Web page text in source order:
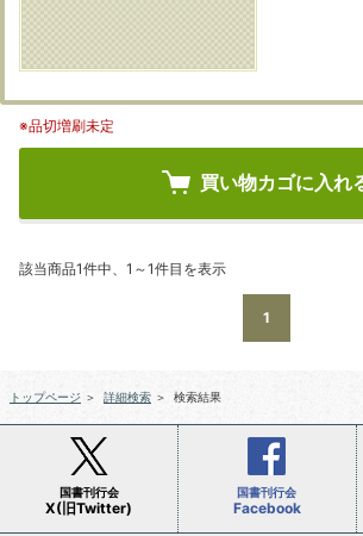
※品切増刷未定
買い物カゴに入れ
該当商品1件中、1～1件目を表示
1
トップページ ＞ 詳細検索 ＞ 検索結果
国書刊行会
X(旧Twitter)
国書刊行会
Facebook